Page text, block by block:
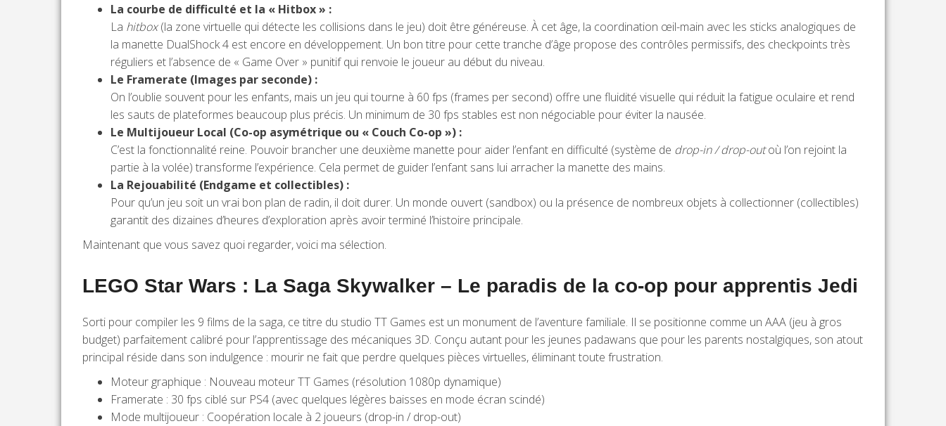
La courbe de difficulté et la « Hitbox » :
La hitbox(la zone virtuelle qui détecte les collisions dans le jeu) doit être généreuse. À cet âge, la coordination œil-main avec les sticks analogiques de
la manette DualShock 4 est encore en développement. Un bon titre pour cette tranche d’âge propose des contrôles permissifs, des checkpoints très
réguliers et l’absence de « Game Over » punitif qui renvoie le joueur au début du niveau.
Le Framerate (Images par seconde) :
On l’oublie souvent pour les enfants, mais un jeu qui tourne à 60 fps (frames per second) offre une fluidité visuelle qui réduit la fatigue oculaire et rend
les sauts de plateformes beaucoup plus précis. Un minimum de 30 fps stables est non négociable pour éviter la nausée.
Le Multijoueur Local (Co-op asymétrique ou « Couch Co-op ») :
C’est la fonctionnalité reine. Pouvoir brancher une deuxième manette pour aider l’enfant en difficulté (système de drop-in / drop-outoù l’on rejoint la
partie à la volée) transforme l’expérience. Cela permet de guider l’enfant sans lui arracher la manette des mains.
La Rejouabilité (Endgame et collectibles) :
Pour qu’un jeu soit un vrai bon plan de radin, il doit durer. Un monde ouvert (sandbox) ou la présence de nombreux objets à collectionner (collectibles)
garantit des dizaines d’heures d’exploration après avoir terminé l’histoire principale.
Maintenant que vous savez quoi regarder, voici ma sélection.
LEGO Star Wars : La Saga Skywalker – Le paradis de la co-op pour apprentis Jedi
Sorti pour compiler les 9 films de la saga, ce titre du studio TT Games est un monument de l’aventure familiale. Il se positionne comme un AAA (jeu à gros
budget) parfaitement calibré pour l’apprentissage des mécaniques 3D. Conçu autant pour les jeunes padawans que pour les parents nostalgiques, son atout
principal réside dans son indulgence : mourir ne fait que perdre quelques pièces virtuelles, éliminant toute frustration.
Moteur graphique : Nouveau moteur TT Games (résolution 1080p dynamique)
Framerate : 30 fps ciblé sur PS4 (avec quelques légères baisses en mode écran scindé)
Mode multijoueur : Coopération locale à 2 joueurs (drop-in / drop-out)